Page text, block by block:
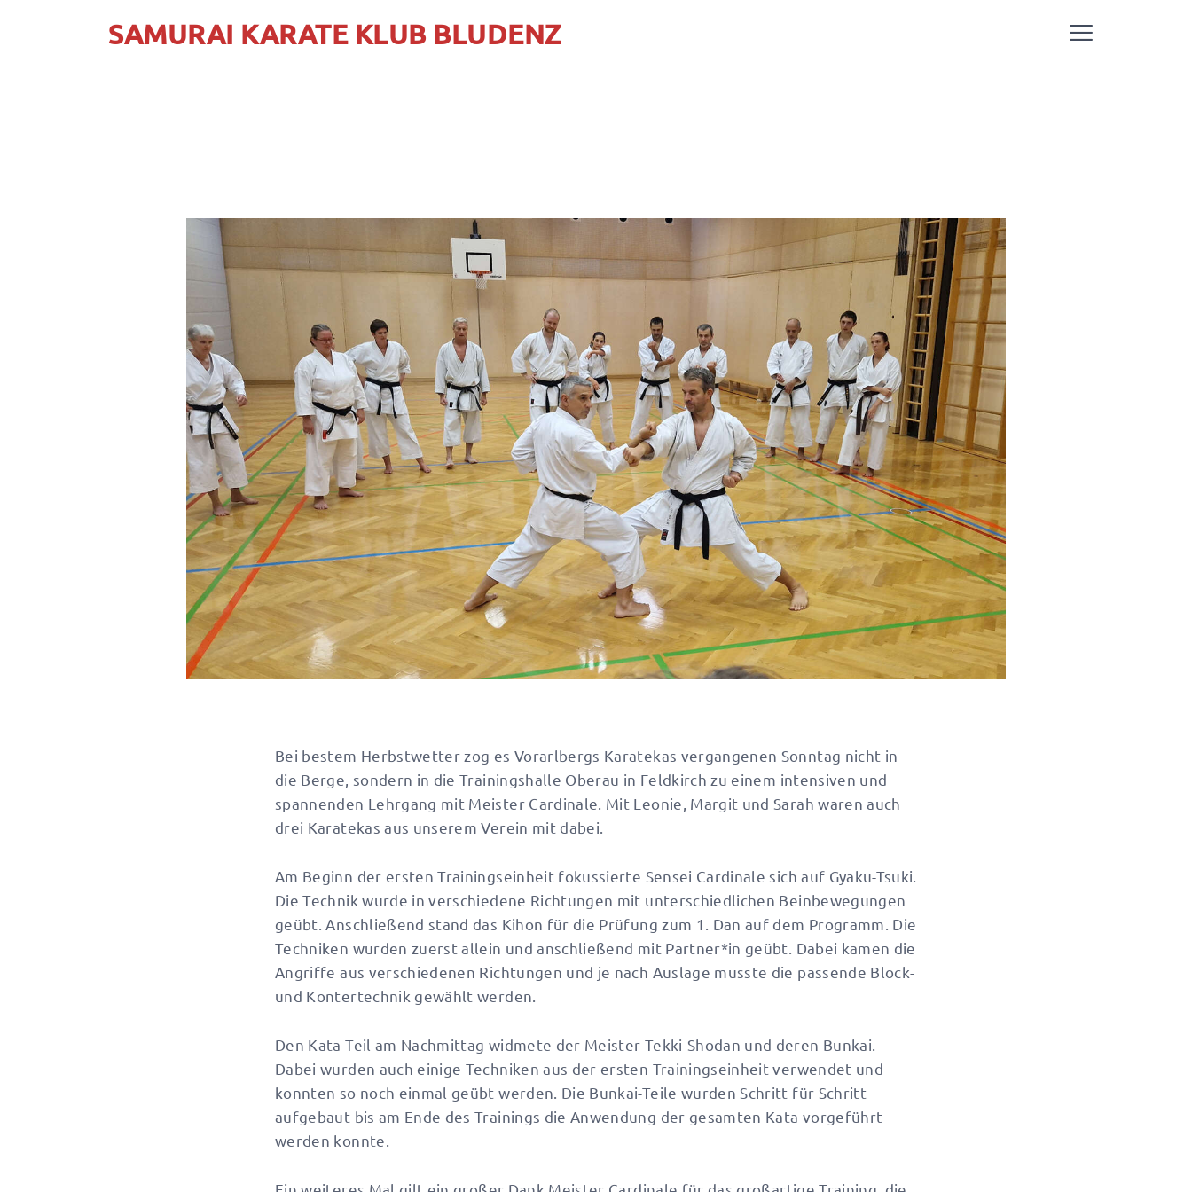
SAMURAI KARATE KLUB BLUDENZ
Bei bestem Herbstwetter zog es Vorarlbergs Karatekas vergangenen Sonntag nicht in
die Berge, sondern in die Trainingshalle Oberau in Feldkirch zu einem intensiven und
spannenden Lehrgang mit Meister Cardinale. Mit Leonie, Margit und Sarah waren auch
drei Karatekas aus unserem Verein mit dabei.
Am Beginn der ersten Trainingseinheit fokussierte Sensei Cardinale sich auf Gyaku-Tsuki.
Die Technik wurde in verschiedene Richtungen mit unterschiedlichen Beinbewegungen
geübt. Anschließend stand das Kihon für die Prüfung zum 1. Dan auf dem Programm. Die
Techniken wurden zuerst allein und anschließend mit Partner*in geübt. Dabei kamen die
Angriffe aus verschiedenen Richtungen und je nach Auslage musste die passende Block-
und Kontertechnik gewählt werden.
Den Kata-Teil am Nachmittag widmete der Meister Tekki-Shodan und deren Bunkai.
Dabei wurden auch einige Techniken aus der ersten Trainingseinheit verwendet und
konnten so noch einmal geübt werden. Die Bunkai-Teile wurden Schritt für Schritt
aufgebaut bis am Ende des Trainings die Anwendung der gesamten Kata vorgeführt
werden konnte.